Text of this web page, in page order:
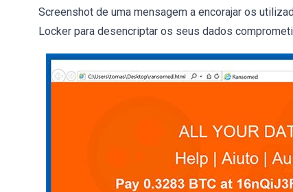
Screenshot de uma mensagem a encorajar os
Locker para desencriptar os seus dados